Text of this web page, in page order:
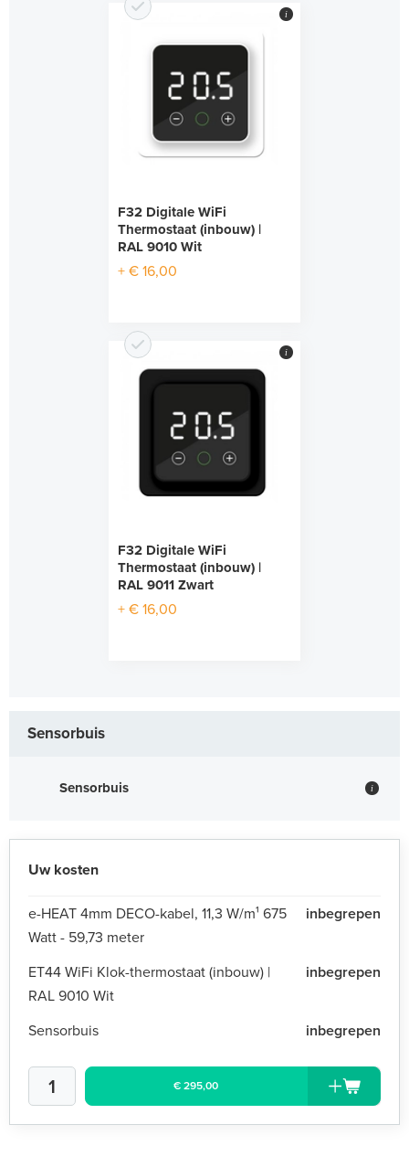
F32 Digitale WiFi
Thermostaat (inbouw) |
RAL 9010 Wit
+ € 16,00
i
F32 Digitale WiFi
Thermostaat (inbouw) |
RAL 9011 Zwart
+ € 16,00
i
Sensorbuis
Sensorbuis i
Uw kosten
e-HEAT 4mm DECO-kabel, 11,3 W/m¹ 675
Watt - 59,73 meter
inbegrepen
ET44 WiFi Klok-thermostaat (inbouw) |
RAL 9010 Wit
inbegrepen
Sensorbuis inbegrepen
€ 295,00